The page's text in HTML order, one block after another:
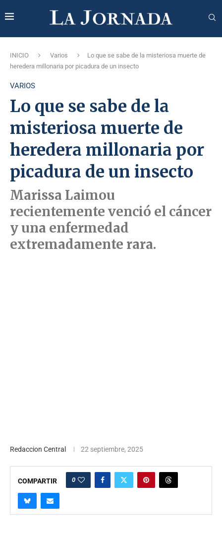
INICIO Varios
Lo que se sabe de la misteriosa muerte de
heredera millonaria por picadura de un insecto
VARIOS
Lo que se sabe de la
misteriosa muerte de
heredera millonaria por
picadura de un insecto
Marissa Laimou
recientemente venció el cáncer
y una enfermedad
extremadamente rara.
Redaccion Central 22 septiembre, 2025
COMPARTIR 0